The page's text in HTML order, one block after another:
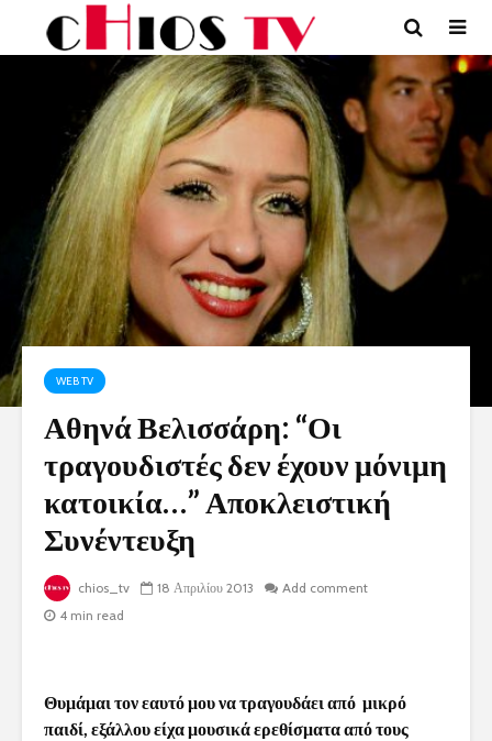
WEB TV
Αθηνά Βελισσάρη: “Οι
τραγουδιστές δεν έχουν μόνιμη
κατοικία…” Αποκλειστική
Συνέντευξη
chios_tv 18 Απριλίου 2013
Add comment
4 min read
Θυμάμαι τον εαυτό μου να τραγουδάει από μικρό
παιδί, εξάλλου είχα μουσικά ερεθίσματα από τους